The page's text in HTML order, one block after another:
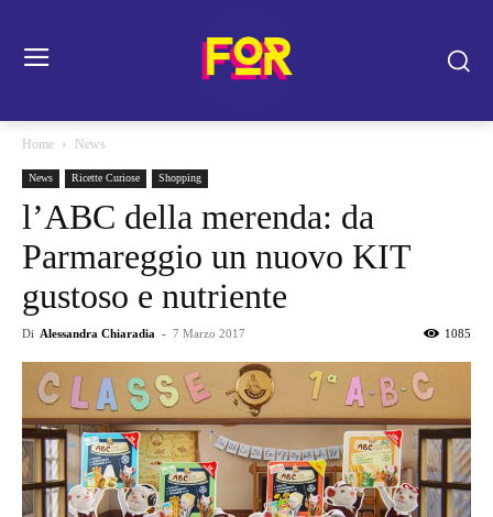
Home News
News Ricette Curiose Shopping
l’ABC della merenda: da
Parmareggio un nuovo KIT
gustoso e nutriente
Di Alessandra Chiaradia - 7 Marzo 2017 1085